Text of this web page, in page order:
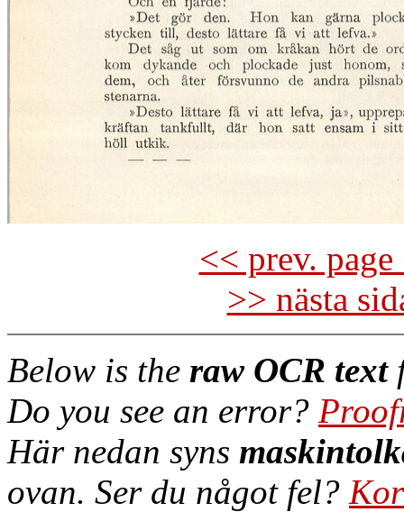
<< prev.
>> nästa
Below is the raw OCR text
Do you see an error?
Här nedan syns
ovan. Ser du något fel?